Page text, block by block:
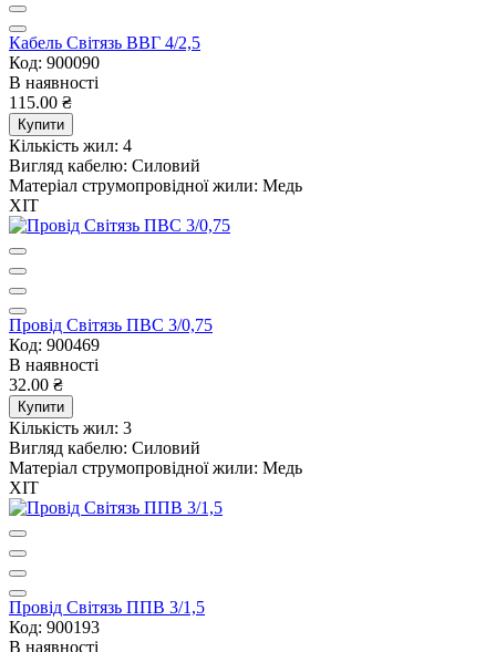
Кабель Світязь ВВГ 4/2,5
Код: 900090
В наявності
115.00 ₴
Купити
Кількість жил: 4
Вигляд кабелю: Силовий
Матеріал струмопровідної жили: Медь
ХІТ
Провід Світязь ПВС 3/0,75
Код: 900469
В наявності
32.00 ₴
Купити
Кількість жил: 3
Вигляд кабелю: Силовий
Матеріал струмопровідної жили: Медь
ХІТ
Провід Світязь ППВ 3/1,5
Код: 900193
В наявності